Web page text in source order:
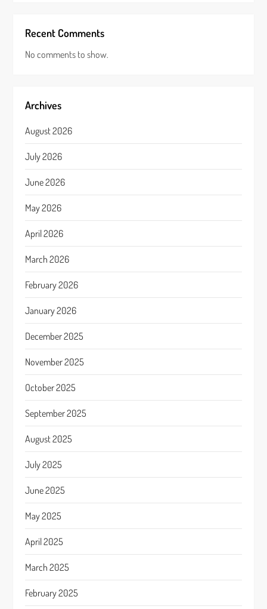
Recent Comments
No comments to show.
Archives
August 2026
July 2026
June 2026
May 2026
April 2026
March 2026
February 2026
January 2026
December 2025
November 2025
October 2025
September 2025
August 2025
July 2025
June 2025
May 2025
April 2025
March 2025
February 2025